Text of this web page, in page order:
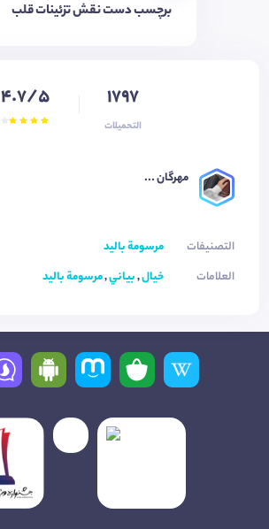
برچسب دست نقش تزئینات قلب
1797
التحميلات
4.7/5
مهرگان ...
التصنيفات
مرسومة باليد
العلامات
خيال,بياني,مرسومة باليد